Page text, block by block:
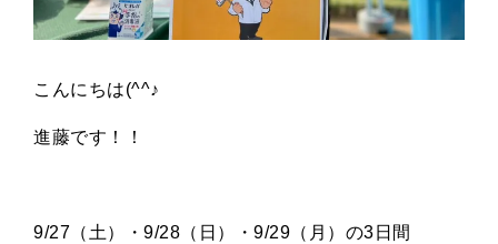
こんにちは(^^♪
進藤です！！
9/27（土）・9/28（日）・9/29（月）の3日間